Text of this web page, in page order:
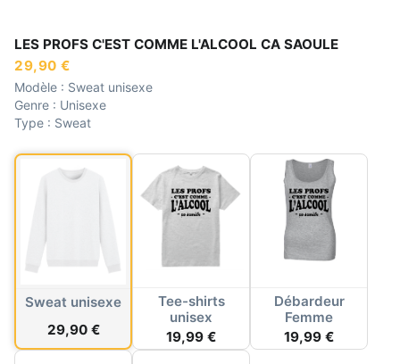
LES PROFS C'EST COMME L'ALCOOL CA SAOULE
29,90 €
Modèle : Sweat unisexe
Genre : Unisexe
Type : Sweat
Sweat unisexe
29,90 €
Tee-shirts
unisex
19,99 €
Débardeur
Femme
19,99 €